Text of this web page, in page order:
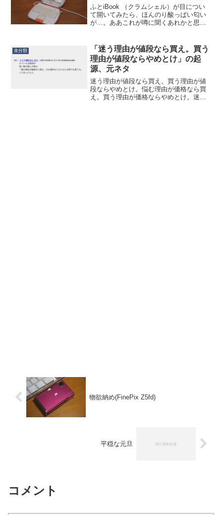
ふとiBook （クラムシェル）が目につい
て開いてみたら、ほんのり酸っぱい匂い
が…。ああこれが噂に聞くあれかと思っ
ました。まだ始まったばかりなので画面
が見えないほどので...
未分類
「迷う理由が値段なら買え。買う
理由が値段ならやめとけ」の起
源、元ネタ
迷う理由が値段なら買え。買う理由が値
段ならやめとけ。悩む理由が価格なら買
え。買う理由が価格ならやめとけ。迷う
物欲納め(FinePix Z5fd)
平穏な元旦
コメント